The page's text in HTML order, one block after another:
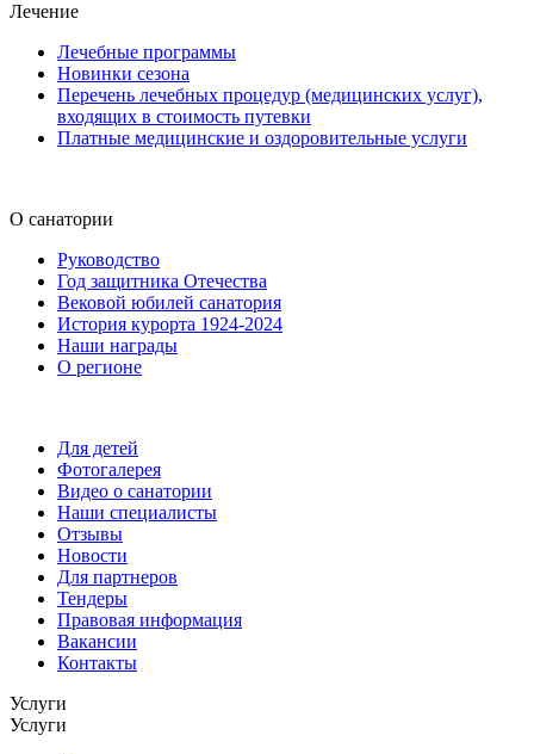
Лечение
Лечебные программы
Новинки сезона
Перечень лечебных процедур (медицинских услуг),
входящих в стоимость путевки
Платные медицинские и оздоровительные услуги
О санатории
Руководство
Год защитника Отечества
Вековой юбилей санатория
История курорта 1924-2024
Наши награды
О регионе
Для детей
Фотогалерея
Видео о санатории
Наши специалисты
Отзывы
Новости
Для партнеров
Тендеры
Правовая информация
Вакансии
Контакты
Услуги
Услуги